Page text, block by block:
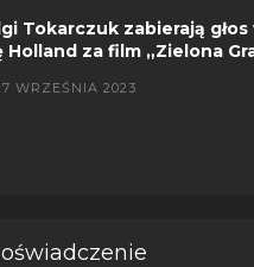
Tokarczuk zabierają
za film „Zielona
WRZEŚNIA 2023